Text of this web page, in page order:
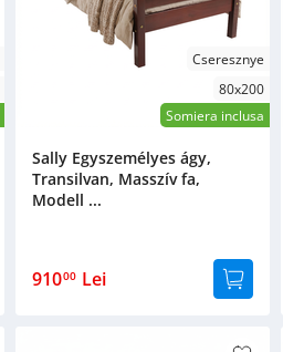
Cseresznye
80x200
Somiera inclusa
Sally Egyszemélyes ágy,
Transilvan, Masszív fa,
Modell ...
91000 Lei